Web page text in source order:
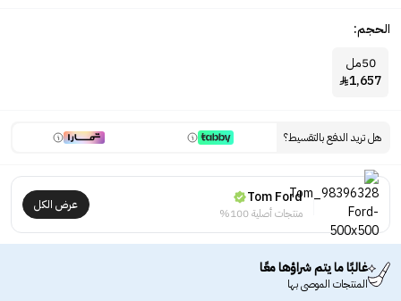
الحجم:
50مل
1,657

هل تريد الدفع بالتقسيط؟
Tom Ford
منتجات أصلية 100%
عرض الكل
غالبًا ما يتم شراؤها معًا
المنتجات الموصى بها